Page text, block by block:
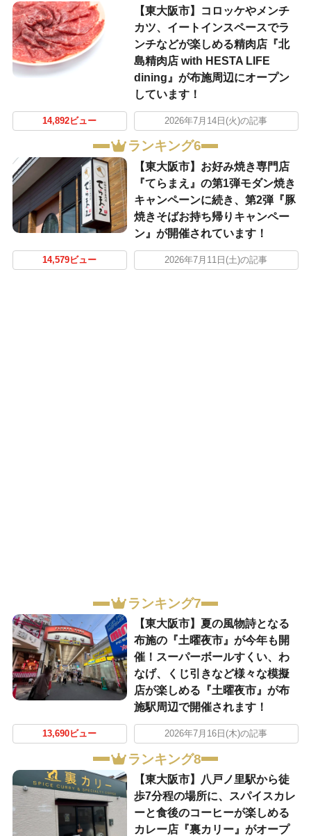
【東大阪市】コロッケやメンチ
カツ、イートインスペースでラ
ンチなどが楽しめる精肉店『北
島精肉店 with HESTA LIFE
dining』が布施周辺にオープン
しています！
14,892ビュー 2026年7月14日(火)の記事
ランキング6
【東大阪市】お好み焼き専門店
『てらまえ』の第1弾モダン焼き
キャンペーンに続き、第2弾『豚
焼きそばお持ち帰りキャンペー
ン』が開催されています！
14,579ビュー 2026年7月11日(土)の記事
ランキング7
【東大阪市】夏の風物詩となる
布施の『土曜夜市』が今年も開
催！スーパーボールすくい、わ
なげ、くじ引きなど様々な模擬
店が楽しめる『土曜夜市』が布
施駅周辺で開催されます！
13,690ビュー 2026年7月16日(木)の記事
ランキング8
【東大阪市】八戸ノ里駅から徒
歩7分程の場所に、スパイスカレ
ーと食後のコーヒーが楽しめる
カレー店『裏カリー』がオープ